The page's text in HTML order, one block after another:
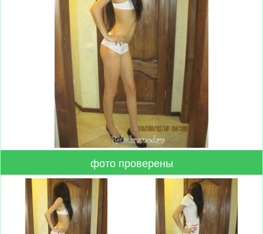
фото проверены